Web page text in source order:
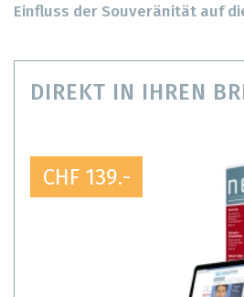
Einfluss der Souveränität auf
DIREKT IN IHREN
CHF 139.-